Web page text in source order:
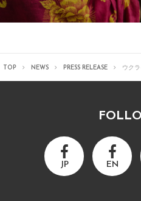
TOP NEWS PRESS RELEASE ウク
JP EN